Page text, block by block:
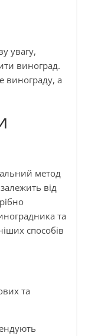
увагу,
виноград.
винограду, а
метод
від
та
способів
та